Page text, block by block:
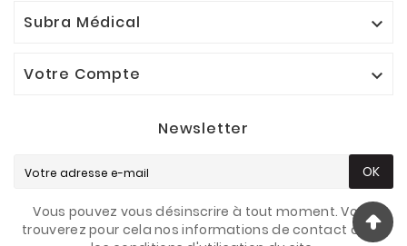
Subra Médical 
Votre Compte 
Newsletter
OK
Vous pouvez vous désinscrire à tout moment. Vous
trouverez pour cela nos informations de contact dans